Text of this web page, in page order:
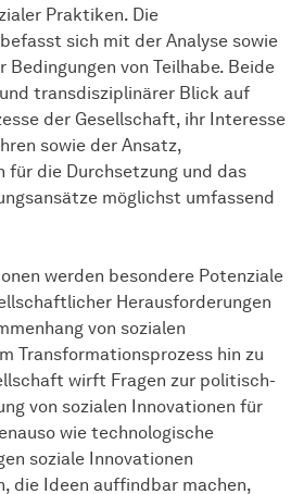
Praktiken. Die
sich mit der Analyse sowie
Bedingungen von Teilhabe. Beide
transdisziplinärer Blick auf
der Gesellschaft, ihr Interesse
sowie der Ansatz,
für die Durchsetzung und das
möglichst umfassend
werden besondere Potenziale
Herausforderungen
von sozialen
Transformationsprozess hin zu
wirft Fragen zur politisch-
von sozialen Innovationen für
wie technologische
soziale Innovationen
die Ideen auffindbar machen,